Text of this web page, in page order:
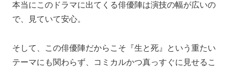
本当にこのドラマに出てくる俳優陣は演技の幅が広いの
で、見ていて安心。
そして、
この俳優陣だからこそ『生と死』という重たい
テーマにも関わらず、コミカルかつ真っすぐに見せるこ